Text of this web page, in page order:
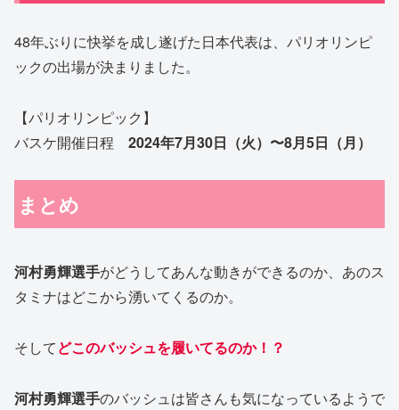
48年ぶりに快挙を成し遂げた日本代表は、パリオリンピ
ックの出場が決まりました。
【パリオリンピック】
バスケ開催日程 2024年7月30日（火）〜8月5日（月）
まとめ
河村勇輝選手がどうしてあんな動きができるのか、あのス
タミナはどこから湧いてくるのか。
そしてどこのバッシュを履いてるのか！？
河村勇輝選手のバッシュは皆さんも気になっているようで